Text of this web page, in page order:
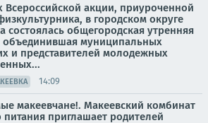
Всероссийской акции, приуроченной
в городском округе
состоялась общегородская утренняя
объединившая муниципальных
и представителей молодежных
14:09
макеевчане!. Макеевский комбинат
питания приглашает родителей